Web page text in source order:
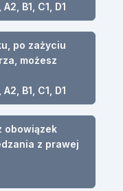
B1, C1, D1
po zażyciu
możesz
B1, C1, D1
obowiązek
z prawej